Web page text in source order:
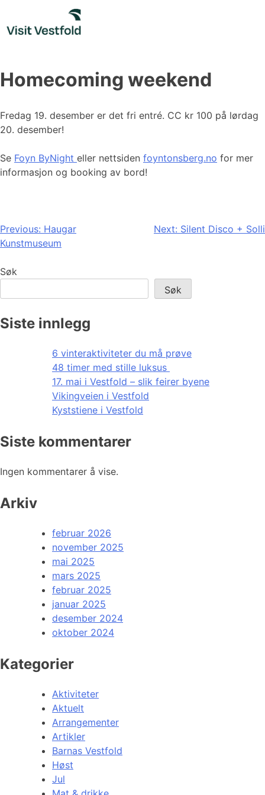
content
Homecoming weekend
Fredag 19. desember er det fri entré. CC kr 100 på lørdag
20. desember!
Se Foyn ByNight eller nettsiden foyntonsberg.no for mer
informasjon og booking av bord!
Innleggsnavigasjon
Previous: Haugar
Kunstmuseum
Next: Silent Disco + Solli
Søk
Søk
Siste innlegg
6 vinteraktiviteter du må prøve
48 timer med stille luksus
17. mai i Vestfold – slik feirer byene
Vikingveien i Vestfold
Kyststiene i Vestfold
Siste kommentarer
Ingen kommentarer å vise.
Arkiv
februar 2026
november 2025
mai 2025
mars 2025
februar 2025
januar 2025
desember 2024
oktober 2024
Kategorier
Aktiviteter
Aktuelt
Arrangementer
Artikler
Barnas Vestfold
Høst
Jul